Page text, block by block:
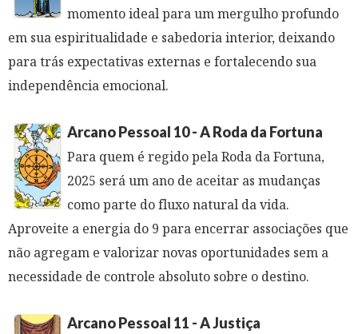
momento ideal para um mergulho profundo
em sua espiritualidade e sabedoria interior, deixando
para trás expectativas externas e fortalecendo sua
independência emocional.
Arcano Pessoal 10 - A Roda da Fortuna
Para quem é regido pela Roda da Fortuna,
2025 será um ano de aceitar as mudanças
como parte do fluxo natural da vida.
Aproveite a energia do 9 para encerrar associações que
não agregam e valorizar novas oportunidades sem a
necessidade de controle absoluto sobre o destino.
Arcano Pessoal 11 - A Justiça